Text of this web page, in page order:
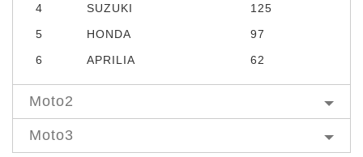
4
SUZUKI
125
5
HONDA
97
6
APRILIA 62
Moto2
Moto3